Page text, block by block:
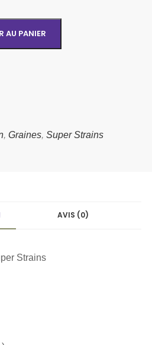
AU PANIER
, Graines, Super Strains
AVIS (0)
Strains